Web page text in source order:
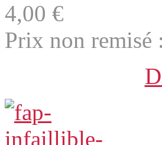
4,00 €
Prix non remisé :